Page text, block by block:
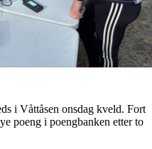
i Våttåsen onsdag kveld. Fort
poeng i poengbanken etter to